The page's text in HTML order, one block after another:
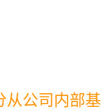
从公司内部基